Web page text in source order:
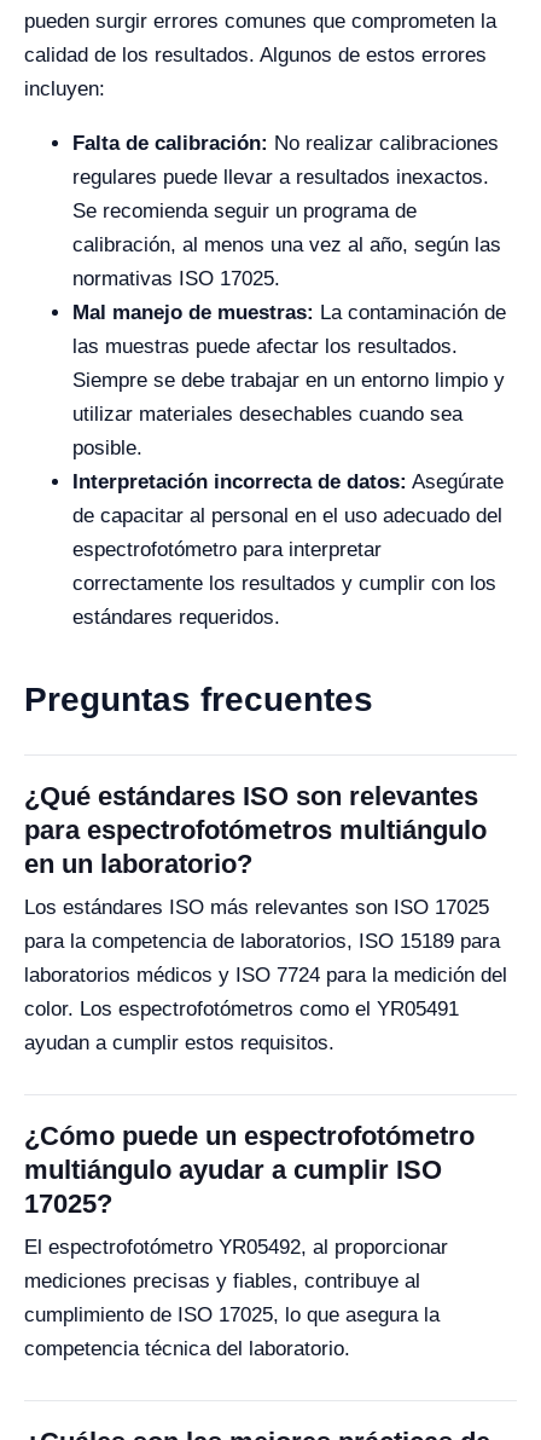
pueden surgir errores comunes que comprometen la
calidad de los resultados. Algunos de estos errores
incluyen:
Falta de calibración: No realizar calibraciones
regulares puede llevar a resultados inexactos.
Se recomienda seguir un programa de
calibración, al menos una vez al año, según las
normativas ISO 17025.
Mal manejo de muestras: La contaminación de
las muestras puede afectar los resultados.
Siempre se debe trabajar en un entorno limpio y
utilizar materiales desechables cuando sea
posible.
Interpretación incorrecta de datos: Asegúrate
de capacitar al personal en el uso adecuado del
espectrofotómetro para interpretar
correctamente los resultados y cumplir con los
estándares requeridos.
Preguntas frecuentes
¿Qué estándares ISO son relevantes
para espectrofotómetros multiángulo
en un laboratorio?
Los estándares ISO más relevantes son ISO 17025
para la competencia de laboratorios, ISO 15189 para
laboratorios médicos y ISO 7724 para la medición del
color. Los espectrofotómetros como el YR05491
ayudan a cumplir estos requisitos.
¿Cómo puede un espectrofotómetro
multiángulo ayudar a cumplir ISO
17025?
El espectrofotómetro YR05492, al proporcionar
mediciones precisas y fiables, contribuye al
cumplimiento de ISO 17025, lo que asegura la
competencia técnica del laboratorio.